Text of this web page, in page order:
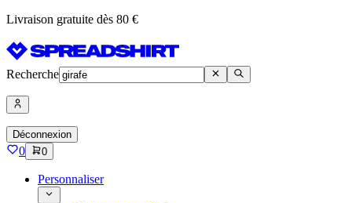
Livraison gratuite dès 80 €
Recherche
Déconnexion
0 0
Personnaliser